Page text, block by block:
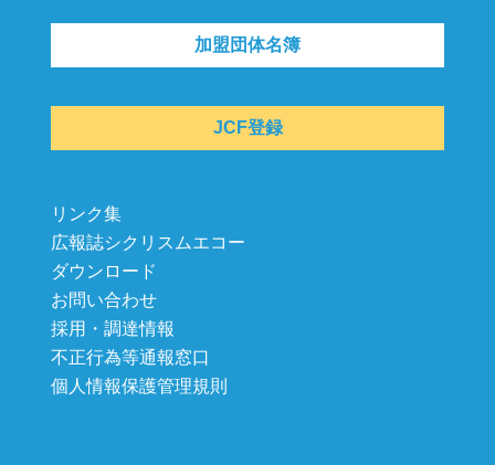
加盟団体名簿
JCF登録
リンク集
広報誌シクリスムエコー
ダウンロード
お問い合わせ
採用・調達情報
不正行為等通報窓口
個人情報保護管理規則